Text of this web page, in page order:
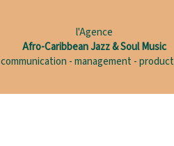
l'Agence
Afro-Caribbean Jazz & Soul Music
communication - management -